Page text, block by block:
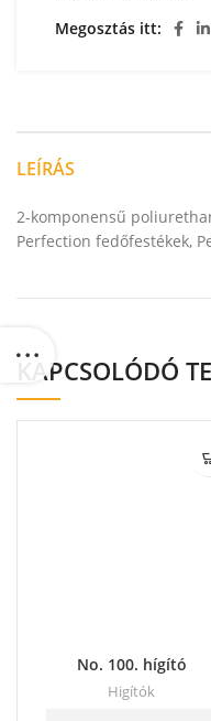
Megosztás itt
LEÍRÁS
2-komponensű
Perfection fedőfestékek,
KAPCSOLÓDÓ
No. 100. hígító
Higítók